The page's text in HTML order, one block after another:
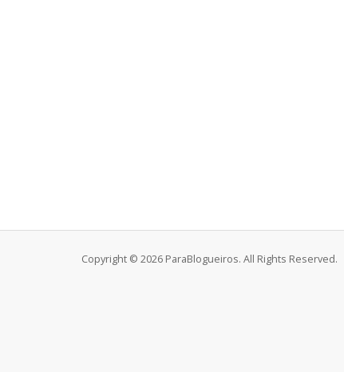
Copyright © 2026 ParaBlogueiros. All Rights Reserved.